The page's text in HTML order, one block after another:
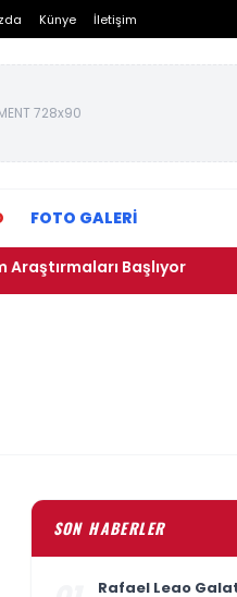
Künye İletişim
728x90
FOTO GALERİ
Başlıyor •
SON HABERLER
Rafael Leao